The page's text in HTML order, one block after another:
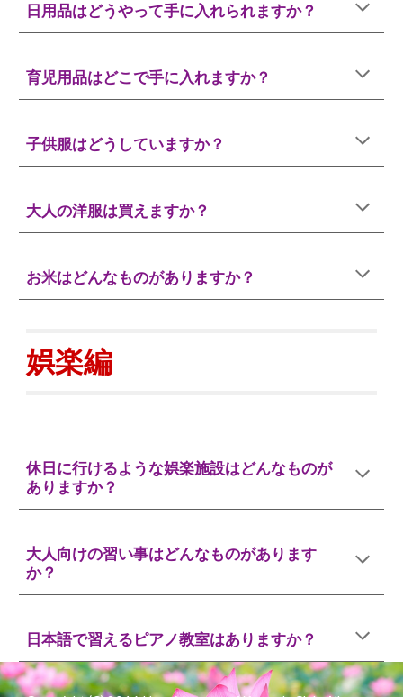
日用品はどうやって手に入れられますか？
育児用品はどこで手に入れますか？
子供服はどうしていますか？
大人の洋服は買えますか？
お米はどんなものがありますか？
娯楽編
休日に行けるような娯楽施設はどんなものが
ありますか？
大人向けの習い事はどんなものがあります
か？
日本語で習えるピアノ教室はありますか？